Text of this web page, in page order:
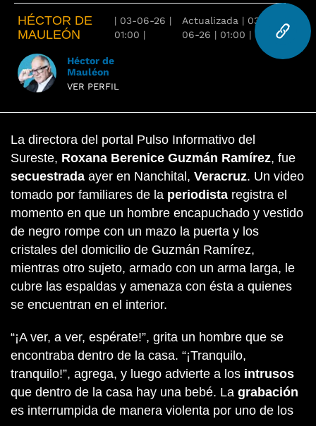
HÉCTOR DE
MAULEÓN
| 03-06-26 |
01:00 |
Actualizada | 03-
06-26 | 01:00 |
Héctor de
Mauléon
VER PERFIL
La directora del portal Pulso Informativo del
Sureste, Roxana Berenice Guzmán Ramírez, fue
secuestrada ayer en Nanchital, Veracruz. Un video
tomado por familiares de la periodista registra el
momento en que un hombre encapuchado y vestido
de negro rompe con un mazo la puerta y los
cristales del domicilio de Guzmán Ramírez,
mientras otro sujeto, armado con un arma larga, le
cubre las espaldas y amenaza con ésta a quienes
se encuentran en el interior.
“¡A ver, a ver, espérate!”, grita un hombre que se
encontraba dentro de la casa. “¡Tranquilo,
tranquilo!”, agrega, y luego advierte a los intrusos
que dentro de la casa hay una bebé. La grabación
es interrumpida de manera violenta por uno de los